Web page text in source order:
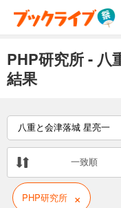
PHP研究所 - 八
結果
一致順
PHP研究所 ×